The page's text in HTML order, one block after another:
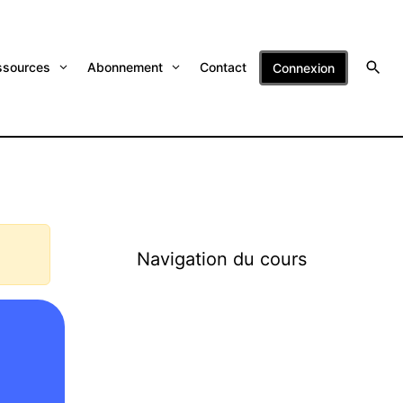
Abonnement Contact Connexion
Navigation du cours